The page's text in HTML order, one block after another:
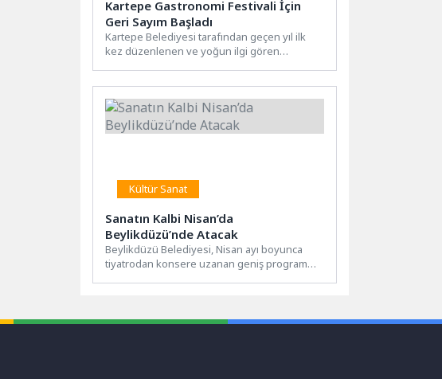
Kartepe Gastronomi Festivali İçin
Geri Sayım Başladı
Kartepe Belediyesi tarafından geçen yıl ilk
kez düzenlenen ve yoğun ilgi gören
Kültür Sanat
Sanatın Kalbi Nisan’da
Beylikdüzü’nde Atacak
Beylikdüzü Belediyesi, Nisan ayı boyunca
tiyatrodan konsere uzanan geniş program